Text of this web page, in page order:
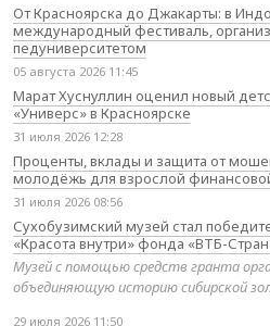
От Красноярска до Джакарты: в
международный фестиваль,
педуниверситетом
05 августа 2026 11:45
Марат Хуснуллин оценил новый
«Универс» в Красноярске
31 июля 2026 12:28
Проценты, вклады и защита от
молодёжь для взрослой
31 июля 2026 08:56
Сухобузимский музей стал
«Красота внутри» фонда «ВТБ-
Музей с помощью средств гранта
объединяющую историю сибирской
29 июля 2026 11:50